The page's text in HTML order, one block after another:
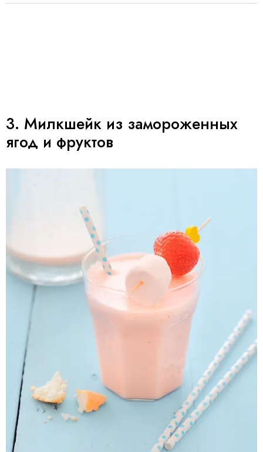
3. Милкшейк из замороженных
ягод и фруктов